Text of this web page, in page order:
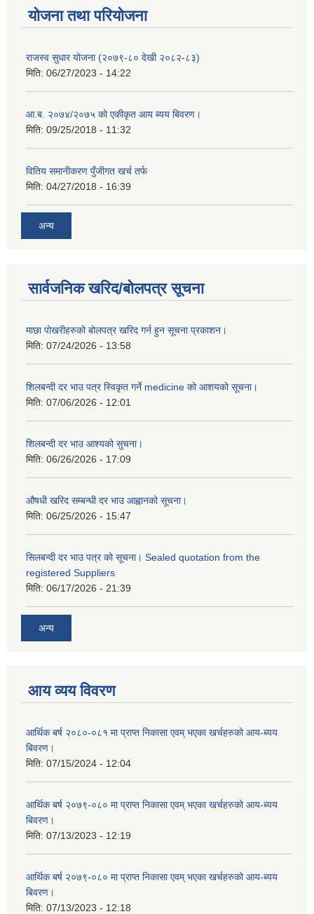
योजना तथा परियोजना
राजस्व सुधार योजना (२०७९-८० देखी २०८२-८३)
मिति: 06/27/2023 - 14:22
आ.ब. २०७४/२०७५ को एकीकृत आय ब्यय बिवरण।
मिति: 09/25/2018 - 11:32
वितिय समानीकरण पुँजीगत खर्च तर्फ
मिति: 04/27/2018 - 16:39
अन्य
सार्वजनिक खरिद/बोलपत्र सूचना
माछा पोखरीहरुको बोलपत्र खरिद गर्न हुन सूचना प्रकाशन।
मिति: 07/24/2026 - 13:58
शिलबन्दी दर भाउ पत्र स्विकृत गर्ने medicine को आशयको सूचना।
मिति: 07/06/2026 - 12:01
शिलबन्दी दर भाउ आश्यको सुचना।
मिति: 06/26/2026 - 17:09
औषधी खरिद सम्बन्धी दर भाउ आह्वानको सूचना।
मिति: 06/25/2026 - 15:47
सिलबन्दी दर भाउ पत्र को सूचना। Sealed quotation from the
registered Suppliers
मिति: 06/17/2026 - 21:39
अन्य
आय व्यय विवरण
आर्थिक बर्ष २०८०-०८१ मा प्राप्त निकासा एवम् भएका खर्चहरुको आय-ब्यय
बिवरण।
मिति: 07/15/2024 - 12:04
आर्थिक बर्ष २०७९-०८० मा प्राप्त निकासा एवम् भएका खर्चहरुको आय-ब्यय
बिवरण।
मिति: 07/13/2023 - 12:19
आर्थिक बर्ष २०७९-०८० मा प्राप्त निकासा एवम् भएका खर्चहरुको आय-ब्यय
बिवरण।
मिति: 07/13/2023 - 12:18